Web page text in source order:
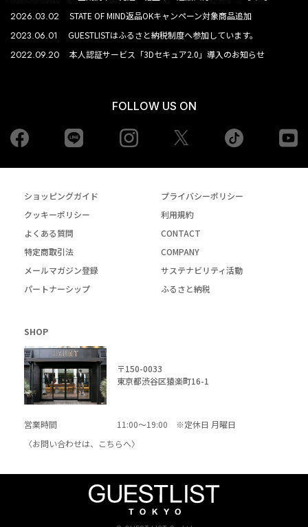
2026.03.02 STATE OF MIND返品OKキャンペーン対象商品追加
2023.06.01 GUESTLISTはふるさと納税制度へ参加しています。
2022.09.20 本人認証サービス「3Dセキュア2.0」導入のお知らせ
FOLLOW US ON
Facebook Instagram tiktok
ショッピングガイド
プライバシーポリシー
クッキーポリシー
利用規約
よくある質問
CONTACT
特定商取引法
COMPANY
メールマガジン登録
サステナビリティ活動
パートナーシップ
ふるさと納税
SHOP
〒150-0033
東京都渋谷区猿楽町16-1
営業時間
11:00～19:00 ※定休日 月曜日
〈お問い合わせは、
こちらへ〉